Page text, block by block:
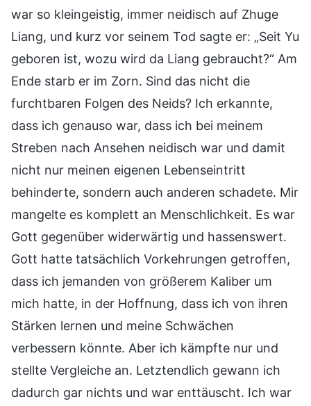
war so kleingeistig, immer neidisch auf Zhuge
Liang, und kurz vor seinem Tod sagte er: „Seit Yu
geboren ist, wozu wird da Liang gebraucht?“ Am
Ende starb er im Zorn. Sind das nicht die
furchtbaren Folgen des Neids? Ich erkannte,
dass ich genauso war, dass ich bei meinem
Streben nach Ansehen neidisch war und damit
nicht nur meinen eigenen Lebenseintritt
behinderte, sondern auch anderen schadete. Mir
mangelte es komplett an Menschlichkeit. Es war
Gott gegenüber widerwärtig und hassenswert.
Gott hatte tatsächlich Vorkehrungen getroffen,
dass ich jemanden von größerem Kaliber um
mich hatte, in der Hoffnung, dass ich von ihren
Stärken lernen und meine Schwächen
verbessern könnte. Aber ich kämpfte nur und
stellte Vergleiche an. Letztendlich gewann ich
dadurch gar nichts und war enttäuscht. Ich war